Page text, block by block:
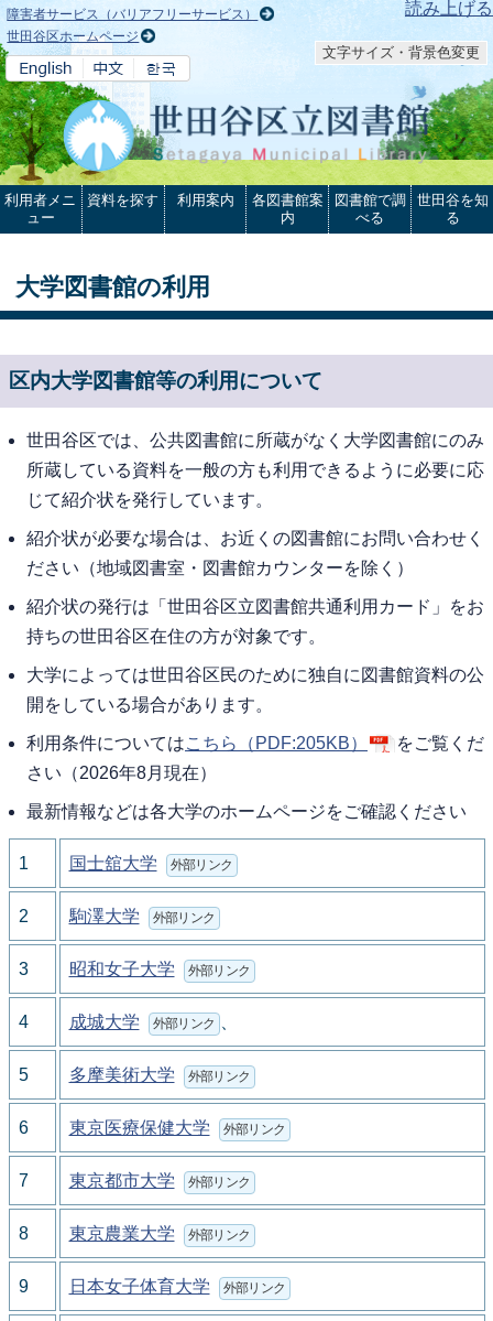
本文へ 読み上げる
障害者サービス（バリアフリーサービス）
世田谷区ホームページ
文字サイズ・背景色変更
利用者メニ
ュー
資料を探す 利用案内
各図書館案
内
図書館で調
べる
世田谷を知
る
大学図書館の利用
区内大学図書館等の利用について
世田谷区では、公共図書館に所蔵がなく大学図書館にのみ
所蔵している資料を一般の方も利用できるように必要に応
じて紹介状を発行しています。
紹介状が必要な場合は、お近くの図書館にお問い合わせく
ださい（地域図書室・図書館カウンターを除く）
紹介状の発行は「世田谷区立図書館共通利用カード」をお
持ちの世田谷区在住の方が対象です。
大学によっては世田谷区民のために独自に図書館資料の公
開をしている場合があります。
利用条件についてはこちら （PDF:205KB）
をご覧くだ
さい（2026年8月現在）
最新情報などは各大学のホームページをご確認ください
1 国士舘大学 外部リンク
2 駒澤大学 外部リンク
3 昭和女子大学 外部リンク
4 成城大学 外部リンク 、
5 多摩美術大学 外部リンク
6 東京医療保健大学 外部リンク
7 東京都市大学 外部リンク
8 東京農業大学 外部リンク
9 日本女子体育大学 外部リンク